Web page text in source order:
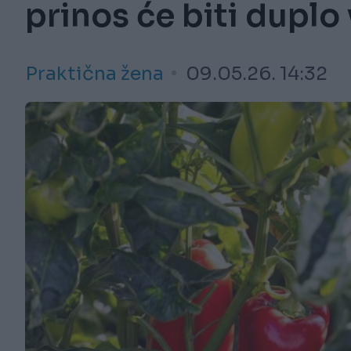
prinos će biti duplo
Praktična žena 09.05.26. 14:32